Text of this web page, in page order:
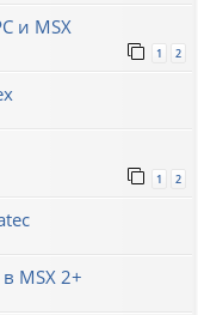
и MSX
1 2
1 2
MSX 2+